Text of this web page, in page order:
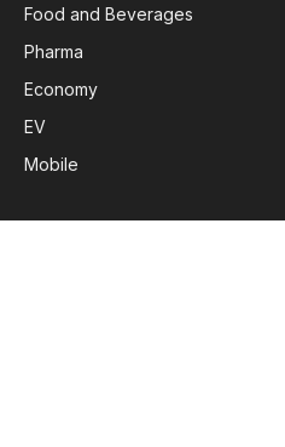
Food and Beverages
Pharma
Economy
EV
Mobile